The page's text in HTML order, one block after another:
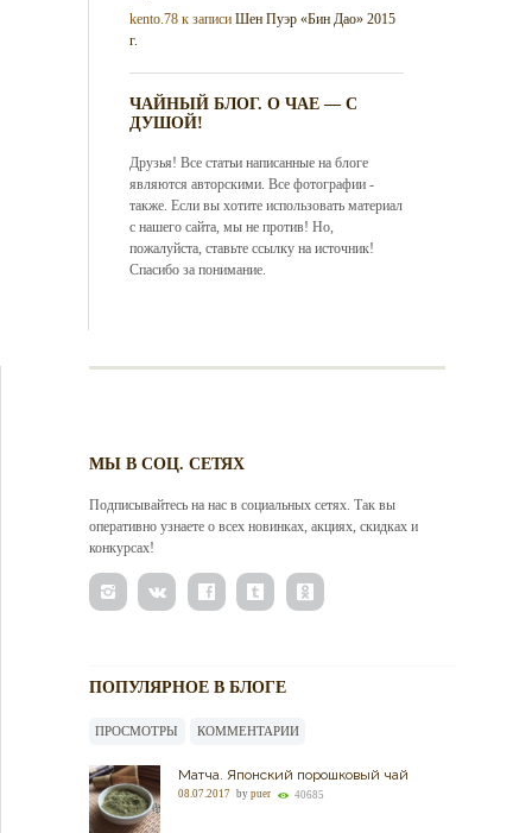
kento.78 к записиШен Пуэр «Бин Дао» 2015
г.
ЧАЙНЫЙ БЛОГ. О ЧАЕ — С
ДУШОЙ!
Друзья! Все статьи написанные на блоге
являются авторскими. Все фотографии -
также. Если вы хотите использовать материал
с нашего сайта, мы не против! Но,
пожалуйста, ставьте ссылку на источник!
Спасибо за понимание.
МЫ В СОЦ. СЕТЯХ
Подписывайтесь на нас в социальных сетях. Так вы
оперативно узнаете о всех новинках, акциях, скидках и
конкурсах!
ПОПУЛЯРНОЕ В БЛОГЕ
ПРОСМОТРЫ КОММЕНТАРИИ
Матча. Японский порошковый чай
08.07.2017 by puer 40685